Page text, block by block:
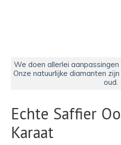
We doen allerlei
Onze natuurlijke diamanten
oud.
Echte Saffier
Karaat